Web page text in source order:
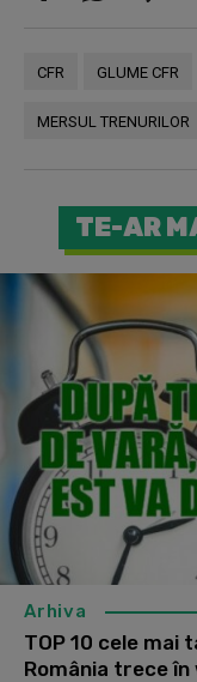
CFR GLUME CFR
MERSUL TRENURILOR
TE-AR
Arhiva
TOP 10 cele mai
România trece în